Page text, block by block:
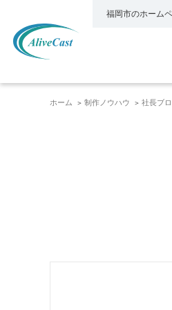
福岡市のホーム
ホーム 制作ノウハウ 社長ブ